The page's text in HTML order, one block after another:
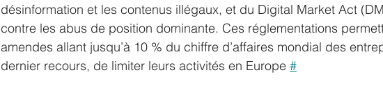
désinformation et les contenus illégaux, et du Digital Market Act
contre les abus de position dominante. Ces réglementations
amendes allant jusqu’à 10 % du chiffre d’affaires mondial des
dernier recours, de limiter leurs activités en Europe #